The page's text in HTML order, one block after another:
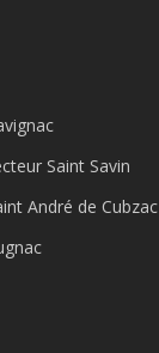
Saint Savin
André de Cubzac